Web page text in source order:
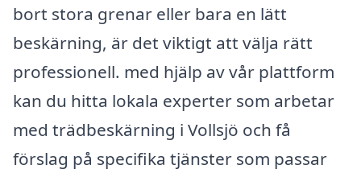
bort stora grenar eller bara en lätt
beskärning, är det viktigt att välja rätt
professionell. med hjälp av vår plattform
kan du hitta lokala experter som arbetar
med trädbeskärning i Vollsjö och få
förslag på specifika tjänster som passar